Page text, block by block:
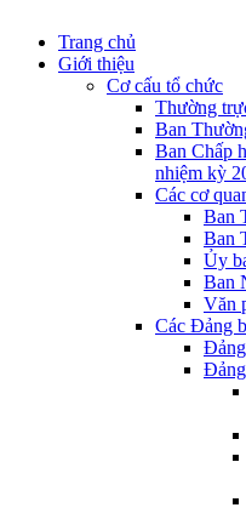
Trang chủ
Giới thiệu
Cơ cấu tổ chức
Thường
Ban
Ban Chấp
nhiệm kỳ
Các cơ
Ban
Ban
Ủy
Ban
Văn
Các Đảng